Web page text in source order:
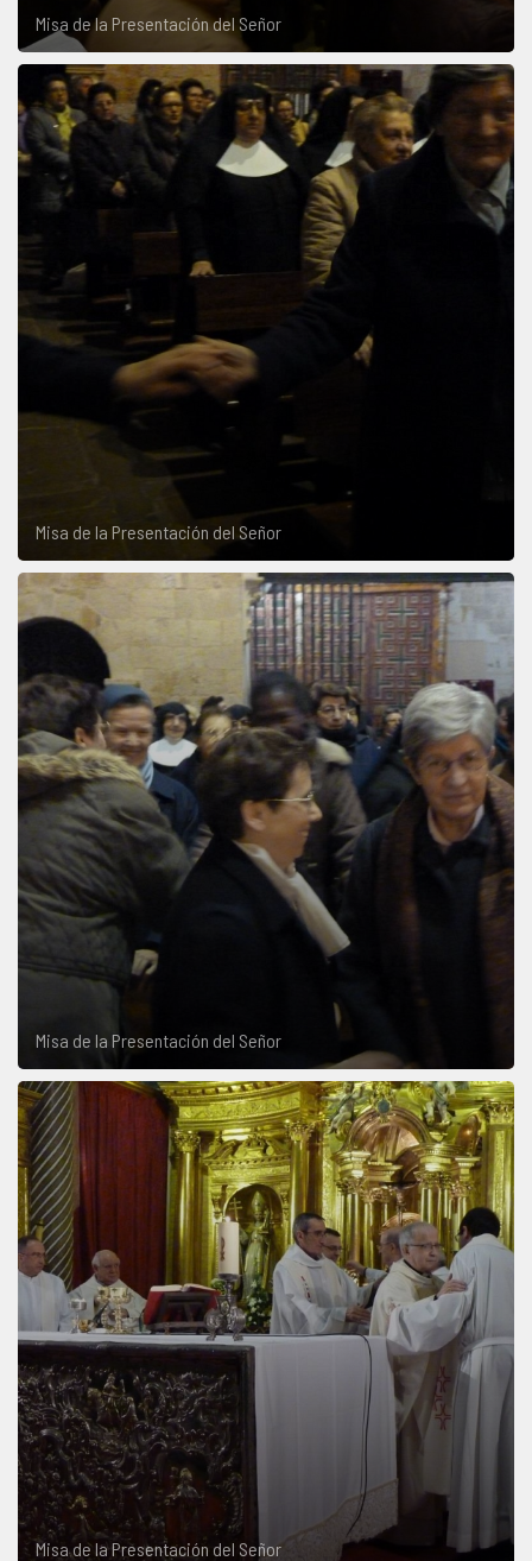
Misa de la Presentación del Señor
Misa de la Presentación del Señor
Misa de la Presentación del Señor
Misa de la Presentación del Señor